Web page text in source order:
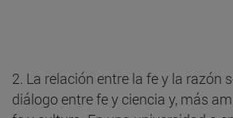
2. La relación entre la fe y la razón
diálogo entre fe y ciencia y, más